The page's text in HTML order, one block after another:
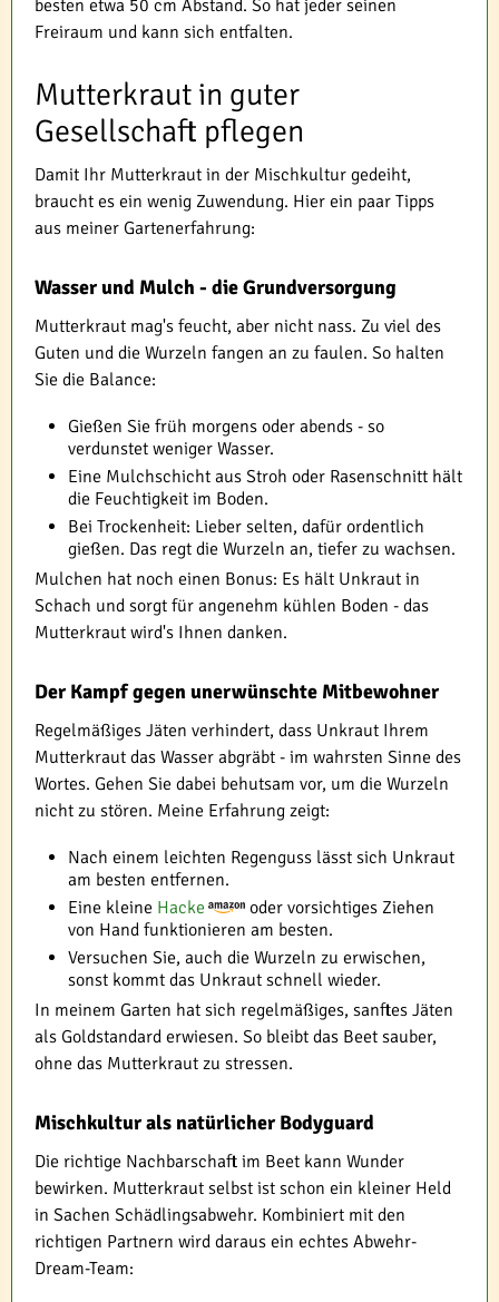
besten etwa 50 cm Abstand. So hat jeder seinen
Freiraum und kann sich entfalten.
Mutterkraut in guter
Gesellschaft pflegen
Damit Ihr Mutterkraut in der Mischkultur gedeiht,
braucht es ein wenig Zuwendung. Hier ein paar Tipps
aus meiner Gartenerfahrung:
Wasser und Mulch - die Grundversorgung
Mutterkraut mag's feucht, aber nicht nass. Zu viel des
Guten und die Wurzeln fangen an zu faulen. So halten
Sie die Balance:
Gießen Sie früh morgens oder abends - so
verdunstet weniger Wasser.
Eine Mulchschicht aus Stroh oder Rasenschnitt hält
die Feuchtigkeit im Boden.
Bei Trockenheit: Lieber selten, dafür ordentlich
gießen. Das regt die Wurzeln an, tiefer zu wachsen.
Mulchen hat noch einen Bonus: Es hält Unkraut in
Schach und sorgt für angenehm kühlen Boden - das
Mutterkraut wird's Ihnen danken.
Der Kampf gegen unerwünschte Mitbewohner
Regelmäßiges Jäten verhindert, dass Unkraut Ihrem
Mutterkraut das Wasser abgräbt - im wahrsten Sinne des
Wortes. Gehen Sie dabei behutsam vor, um die Wurzeln
nicht zu stören. Meine Erfahrung zeigt:
Nach einem leichten Regenguss lässt sich Unkraut
am besten entfernen.
Eine kleine Hacke
oder vorsichtiges Ziehen
von Hand funktionieren am besten.
Versuchen Sie, auch die Wurzeln zu erwischen,
sonst kommt das Unkraut schnell wieder.
In meinem Garten hat sich regelmäßiges, sanftes Jäten
als Goldstandard erwiesen. So bleibt das Beet sauber,
ohne das Mutterkraut zu stressen.
Mischkultur als natürlicher Bodyguard
Die richtige Nachbarschaft im Beet kann Wunder
bewirken. Mutterkraut selbst ist schon ein kleiner Held
in Sachen Schädlingsabwehr. Kombiniert mit den
richtigen Partnern wird daraus ein echtes Abwehr-
Dream-Team: